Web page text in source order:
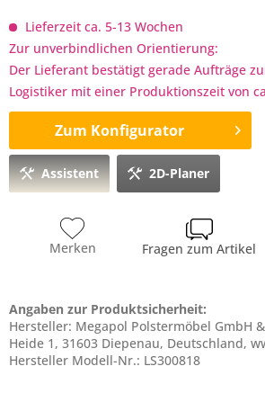
Lieferzeit ca. 5-13 Wochen
Zur unverbindlichen Orientierung:
Der Lieferant bestätigt gerade Aufträge
Logistiker mit einer Produktionszeit von
Zum Konfigurator
Assistent 2D-Planer
Merken Fragen zum Artikel
Angaben zur Produktsicherheit:
Hersteller: Megapol Polstermöbel GmbH
Heide 1, 31603 Diepenau, Deutschland,
Hersteller Modell-Nr.: LS300818